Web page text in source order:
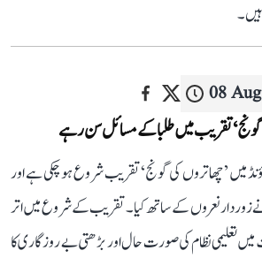
08
تقریب میں طلبا کے مسائل سن رہے
میں ’چھاتروں کی گونج‘ تقریب شروع ہو چکی ہے اور
نے زوردار نعروں کے ساتھ کیا۔ تقریب کے شروع میں اتر
ریاست میں تعلیمی نظام کی صورت حال اور بڑھتی بے روزگاری کا